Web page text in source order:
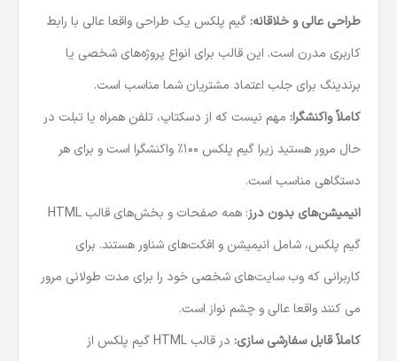
طراحی عالی و خلاقانه: گیم پلکس یک طراحی واقعا عالی با رابط
کاربری مدرن است. این قالب برای انواع پروژه‌های شخصی یا
برندینگ برای جلب اعتماد مشتریان شما مناسب است.
کاملاً واکنشگرا: مهم نیست که از دسکتاپ، تلفن همراه یا تبلت در
حال مرور هستید زیرا گیم پلکس 100٪ واکنشگرا است و برای هر
دستگاهی مناسب است.
انیمیشن‌های بدون درز
: همه صفحات و بخش‌های قالب HTML
گیم پلکس، شامل انیمیشن و افکت‌های شناور هستند. برای
کاربرانی که وب سایت‌های شخصی خود را برای مدت طولانی مرور
می کنند واقعا عالی و چشم نواز است.
کاملاً قابل سفارشی سازی:
در قالب HTML گیم پلکس از